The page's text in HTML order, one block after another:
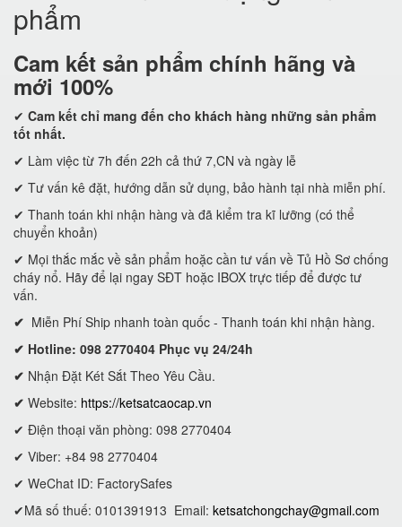
phẩm
Cam kết sản phẩm chính hãng và
mới 100%
✔ Cam kết chỉ mang đến cho khách hàng những sản phẩm
tốt nhất.
✔ Làm việc từ 7h đến 22h cả thứ 7,CN và ngày lễ
✔ Tư vấn kê đặt, hướng dẫn sử dụng, bảo hành tại nhà miễn phí.
✔ Thanh toán khi nhận hàng và đã kiểm tra kĩ lưỡng (có thể
chuyển khoản)
✔ Mọi thắc mắc về sản phẩm hoặc cần tư vấn về Tủ Hồ Sơ chống
cháy nổ. Hãy để lại ngay SĐT hoặc IBOX trực tiếp để được tư
vấn.
✔ Miễn Phí Ship nhanh toàn quốc - Thanh toán khi nhận hàng.
✔ Hotline: 098 2770404 Phục vụ 24/24h
✔ Nhận Đặt Két Sắt Theo Yêu Cầu.
✔ Website: https://ketsatcaocap.vn
✔ Điện thoại văn phòng: 098 2770404
✔ Viber: +84 98 2770404
✔ WeChat ID: FactorySafes
✔Mã số thuế: 0101391913 Email: ketsatchongchay@gmail.com